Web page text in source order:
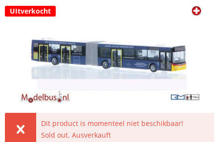
UItverkocht
Dit product is momenteel niet beschikbaar!
Sold out. Ausverkauft